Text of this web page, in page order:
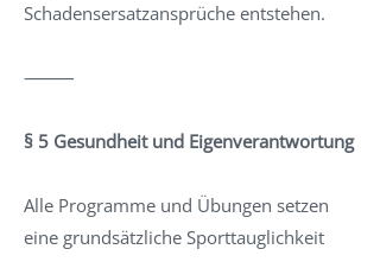
Schadensersatzansprüche entstehen.
⸻
§ 5 Gesundheit und Eigenverantwortung
Alle Programme und Übungen setzen
eine grundsätzliche Sporttauglichkeit